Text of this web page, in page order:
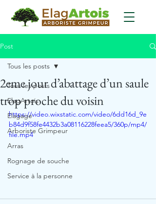
Post
Tous les posts
ElagArtois
Elagage
Arboriste Grimpeur
Arras
Rognage de souche
Service à la personne
Tous les posts
2eme jour d’abattage d’un saule
trop proche du voisin
https://video.wixstatic.com/video/6dd16d_9e
b84d9f58fe4432b3a08116228feea5/360p/mp4/
file.mp4